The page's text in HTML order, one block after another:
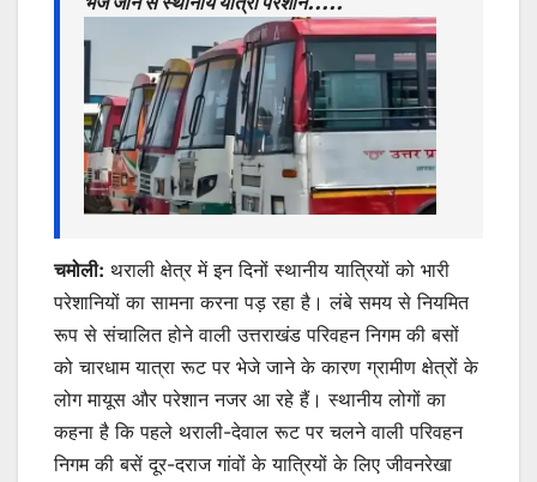
p
o
k
n
g
er
चमोली: थराली क्षेत्र में इन दिनों स्थानीय यात्रियों को भारी
परेशानियों का सामना करना पड़ रहा है। लंबे समय से नियमित
रूप से संचालित होने वाली उत्तराखंड परिवहन निगम की बसों
को चारधाम यात्रा रूट पर भेजे जाने के कारण ग्रामीण क्षेत्रों के
लोग मायूस और परेशान नजर आ रहे हैं। स्थानीय लोगों का
कहना है कि पहले थराली-देवाल रूट पर चलने वाली परिवहन
निगम की बसें दूर-दराज गांवों के यात्रियों के लिए जीवनरेखा